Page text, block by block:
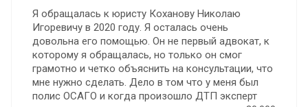
Я обращалась к юристу Коханову Николаю
Игоревичу в 2020 году. Я осталась очень
довольна его помощью. Oн не первый адвокат, к
которому я обращалась, но только он смог
грамотно и четко объяснить на консультации, что
мне нужно сделать. Дело в том что у меня был
полис ОСАГО и когда произошло ДТП эксперт